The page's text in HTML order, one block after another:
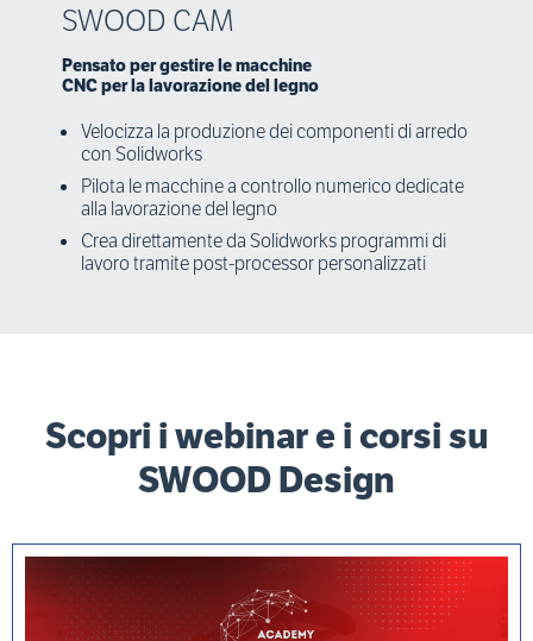
SWOOD CAM
Pensato per gestire le macchine
CNC per la lavorazione del legno
Velocizza la produzione dei componenti di arredo
con Solidworks
Pilota le macchine a controllo numerico dedicate
alla lavorazione del legno
Crea direttamente da Solidworks programmi di
lavoro tramite post-processor personalizzati
Scopri i webinar e i corsi su
SWOOD Design